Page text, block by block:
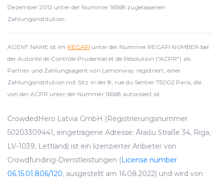
Dezember 2012 unter der Nummer 16568 zugelassenen
Zahlungsinstitution.
AGENT NAME ist im REGAFI unter der Nummer REGAFI NUMBER bei
der Autorité de Contrôle Prudentiel et de Résolution ("ACPR") als
Partner und Zahlungsagent von Lemonway registriert, einer
Zahlungsinstitution mit Sitz in der 8, rue du Sentier 75002 Paris, die
von der ACPR unter der Nummer 16568 autorisiert ist.
CrowdedHero Latvia GmbH (Registrierungsnummer
50203309441, eingetragene Adresse: Āraišu Straße 34, Riga,
LV-1039, Lettland) ist ein lizenzierter Anbieter von
Crowdfunding-Dienstleistungen (License number
06.15.01.806/120, ausgestellt am 16.08.2022) und wird von